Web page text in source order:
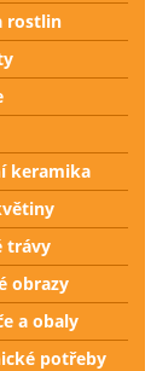
rostlin
keramika
trávy
obrazy
a obaly
potřeby